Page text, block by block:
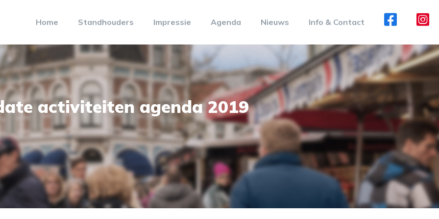
Home Standhouders Impressie Agenda Nieuws Info & Contact
activiteiten agenda 2019